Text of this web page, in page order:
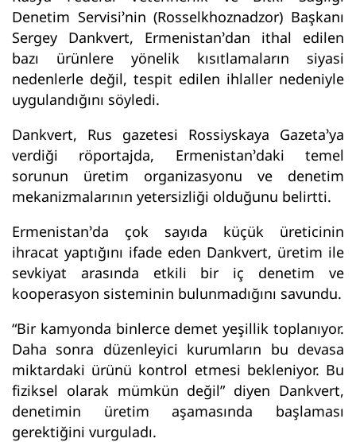
Denetim Servisi’nin (Rosselkhoznadzor) Başkanı
Sergey Dankvert, Ermenistan’dan ithal edilen
bazı ürünlere yönelik kısıtlamaların siyasi
nedenlerle değil, tespit edilen ihlaller nedeniyle
uygulandığını söyledi.
Dankvert, Rus gazetesi Rossiyskaya Gazeta’ya
verdiği röportajda, Ermenistan’daki temel
sorunun üretim organizasyonu ve denetim
mekanizmalarının yetersizliği olduğunu belirtti.
Ermenistan’da çok sayıda küçük üreticinin
ihracat yaptığını ifade eden Dankvert, üretim ile
sevkiyat arasında etkili bir iç denetim ve
kooperasyon sisteminin bulunmadığını savundu.
“Bir kamyonda binlerce demet yeşillik toplanıyor.
Daha sonra düzenleyici kurumların bu devasa
miktardaki ürünü kontrol etmesi bekleniyor. Bu
fiziksel olarak mümkün değil” diyen Dankvert,
denetimin üretim aşamasında başlaması
gerektiğini vurguladı.